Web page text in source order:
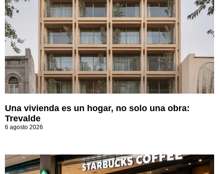
Una vivienda es un hogar, no solo una obra:
Trevalde
6 agosto 2026